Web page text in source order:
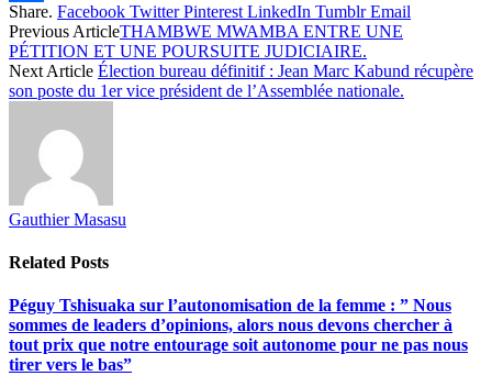
Share
Share. Facebook Twitter Pinterest LinkedIn Tumblr Email
Previous ArticleTHAMBWE MWAMBA ENTRE UNE
PÉTITION ET UNE POURSUITE JUDICIAIRE.
Next Article Élection bureau définitif : Jean Marc Kabund récupère
son poste du 1er vice président de l’Assemblée nationale.
Gauthier Masasu
Related Posts
Péguy Tshisuaka sur l’autonomisation de la femme : ” Nous
sommes de leaders d’opinions, alors nous devons chercher à
tout prix que notre entourage soit autonome pour ne pas nous
tirer vers le bas”